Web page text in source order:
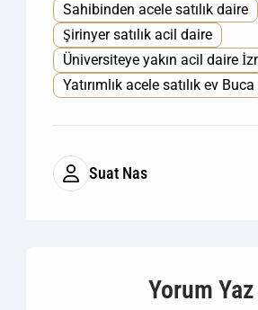
Sahibinden acele satılık daire
Şirinyer satılık acil daire
Üniversiteye yakın acil daire
Yatırımlık acele satılık ev Buca
Suat Nas
Yorum Yaz